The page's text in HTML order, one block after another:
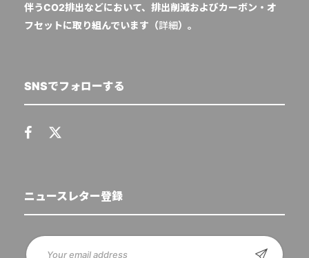
伴うCO2排出などにおいて、排出削減およびカーボン・オ
フセットに取り組んでいます（詳細）。
SNSでフォローする
ニュースレター登録